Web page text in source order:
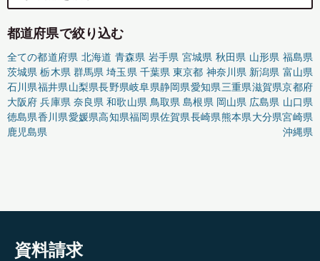
都道府県で絞り込む
全ての都道府県 北海道 青森県 岩手県 宮城県 秋田県 山形県 福島県
茨城県 栃木県 群馬県 埼玉県 千葉県 東京都 神奈川県 新潟県 富山県
石川県福井県山梨県長野県岐阜県静岡県愛知県三重県滋賀県京都府
大阪府 兵庫県 奈良県 和歌山県 鳥取県 島根県 岡山県 広島県 山口県
徳島県香川県愛媛県高知県福岡県佐賀県長崎県熊本県大分県宮崎県
鹿児島県
沖縄県
資料請求